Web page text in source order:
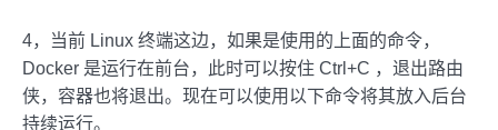
4，当前 Linux 终端这边，如果是使用的上面的命令，
Docker 是运行在前台，此时可以按住 Ctrl+C ，退出路由
侠，容器也将退出。现在可以使用以下命令将其放入后台
持续运行。